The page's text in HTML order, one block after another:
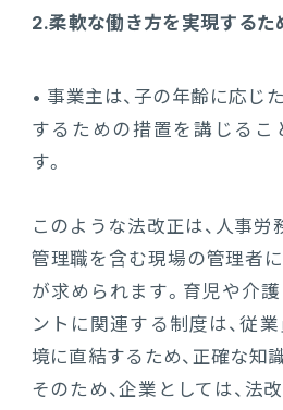
2.柔軟な働き方を実現するた
• 事業主は、子の年齢に応じ
するための措置を講じるこ
す。
このような法改正は、人事労
管理職を含む現場の管理者
が求められます。育児や介
ントに関連する制度は、従
境に直結するため、正確な知
そのため、企業としては、法